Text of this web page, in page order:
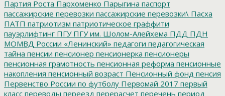
Партия Роста Пархоменко Парыгина паспорт
пассажирские перевозки пассажирские перевозки\ Пасха
ПАТП патриотизм патриотическое граффити
пауэрлифтинг ПГУПГУ им. Шолом-Алейхема ПДД ПДН
МОМВД России «Ленинский» педагоги педагогическая
тайна пенсии пенсионер пенсионерка пенсионеры
пенсионная грамотность пенсионная реформа пенсионные
накопления пенсионный возраст Пенсионный фонд пенсия
Первенство России по футболу Первомай 2017 первый
класс переводы переезд перерасчет перечень период